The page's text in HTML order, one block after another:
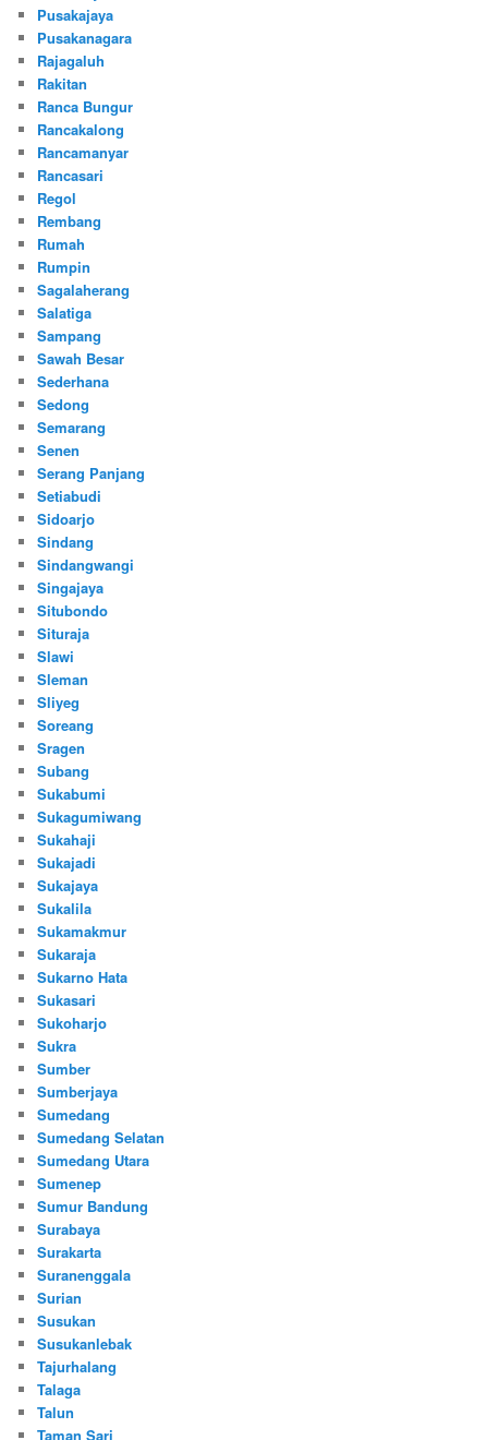
Pusakajaya
Pusakanagara
Rajagaluh
Rakitan
Ranca Bungur
Rancakalong
Rancamanyar
Rancasari
Regol
Rembang
Rumah
Rumpin
Sagalaherang
Salatiga
Sampang
Sawah Besar
Sederhana
Sedong
Semarang
Senen
Serang Panjang
Setiabudi
Sidoarjo
Sindang
Sindangwangi
Singajaya
Situbondo
Situraja
Slawi
Sleman
Sliyeg
Soreang
Sragen
Subang
Sukabumi
Sukagumiwang
Sukahaji
Sukajadi
Sukajaya
Sukalila
Sukamakmur
Sukaraja
Sukarno Hata
Sukasari
Sukoharjo
Sukra
Sumber
Sumberjaya
Sumedang
Sumedang Selatan
Sumedang Utara
Sumenep
Sumur Bandung
Surabaya
Surakarta
Suranenggala
Surian
Susukan
Susukanlebak
Tajurhalang
Talaga
Talun
Taman Sari